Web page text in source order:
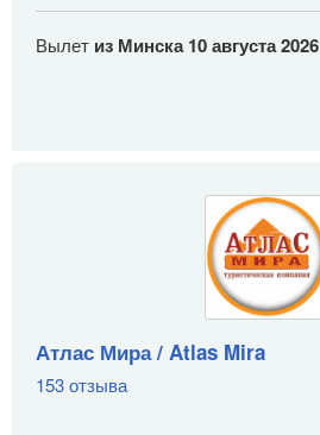
Вылет из Минска10 августа 2026
Атлас Мира / Atlas Mira
153 отзыва